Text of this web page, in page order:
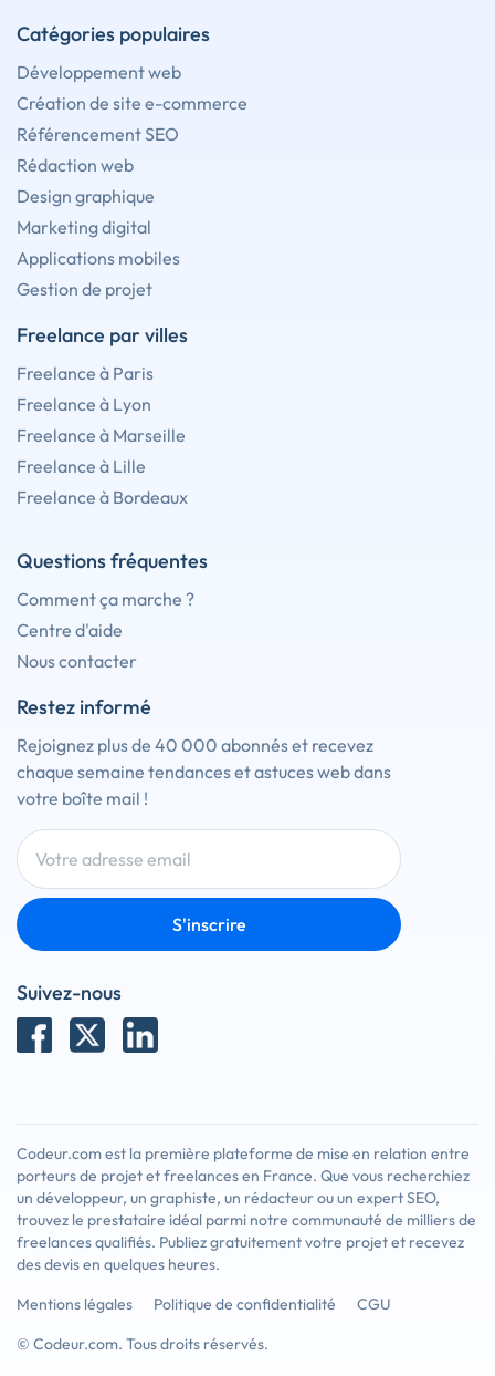
Catégories populaires
Développement web
Création de site e-commerce
Référencement SEO
Rédaction web
Design graphique
Marketing digital
Applications mobiles
Gestion de projet
Freelance par villes
Freelance à Paris
Freelance à Lyon
Freelance à Marseille
Freelance à Lille
Freelance à Bordeaux
Questions fréquentes
Comment ça marche ?
Centre d'aide
Nous contacter
Restez informé
Rejoignez plus de 40 000 abonnés et recevez
chaque semaine tendances et astuces web dans
votre boîte mail !
S'inscrire
Suivez-nous
Codeur.com est la première plateforme de mise en relation entre
porteurs de projet et freelances en France. Que vous recherchiez
un développeur, un graphiste, un rédacteur ou un expert SEO,
trouvez le prestataire idéal parmi notre communauté de milliers de
freelances qualifiés. Publiez gratuitement votre projet et recevez
des devis en quelques heures.
Mentions légales
Politique de confidentialité
CGU
© Codeur.com. Tous droits réservés.